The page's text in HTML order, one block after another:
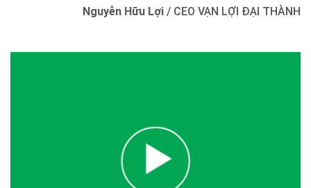
Nguyễn Hữu Lợi / CEO VẠN LỢI ĐẠI THÀNH